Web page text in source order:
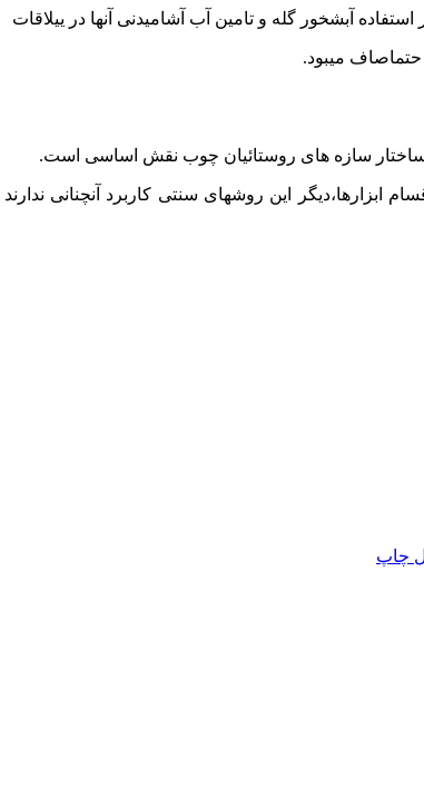
میبود.
سازه های روستائیان چوب نقش اساسی است.
ابزارها،دیگر این روشهای سنتی کاربرد آنچنانی
چاپ